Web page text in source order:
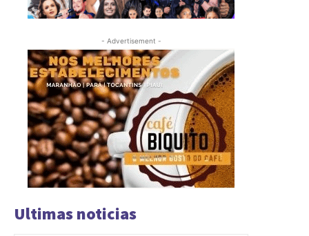
- Advertisement -
Ultimas noticias